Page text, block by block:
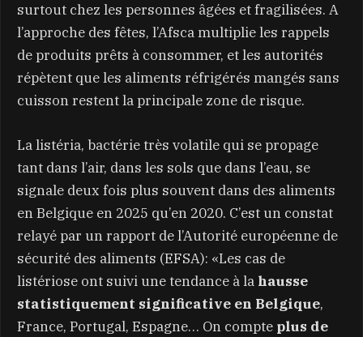
surtout chez les personnes âgées et fragilisées. A
l’approche des fêtes, l’Afsca multiplie les rappels
de produits prêts à consommer, et les autorités
répètent que les aliments réfrigérés mangés sans
cuisson restent la principale zone de risque.
La listéria, bactérie très volatile qui se propage
tant dans l’air, dans les sols que dans l’eau, se
signale deux fois plus souvent dans des aliments
en Belgique en 2025 qu’en 2020. C’est un constat
relayé par un rapport de l’Autorité européenne de
sécurité des aliments (EFSA): «Les cas de
listériose ont suivi une tendance à la hausse
statistiquement significative en Belgique,
France, Portugal, Espagne… On compte plus de